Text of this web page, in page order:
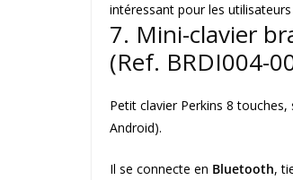
intéressant pour les utilisateurs
7. Mini-clavier
(Ref. BRDI004-
Petit clavier Perkins 8
Android).
Il se connecte en Bluetooth,